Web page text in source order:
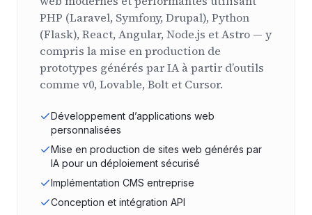
PHP (Laravel, Symfony, Drupal), Python
(Flask), React, Angular, Node.js et Astro — y
compris la mise en production de
prototypes générés par IA à partir d’outils
comme v0, Lovable, Bolt et Cursor.
Développement d’applications web
personnalisées
Mise en production de sites web générés par
IA pour un déploiement sécurisé
Implémentation CMS entreprise
Conception et intégration API